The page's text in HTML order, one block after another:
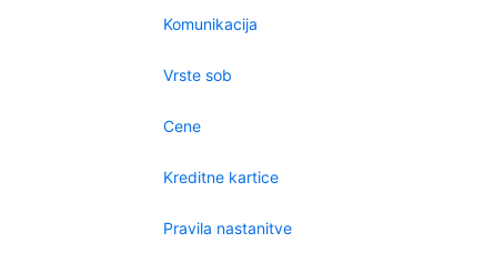
Komunikacija
Vrste sob
Cene
Kreditne kartice
Pravila nastanitve